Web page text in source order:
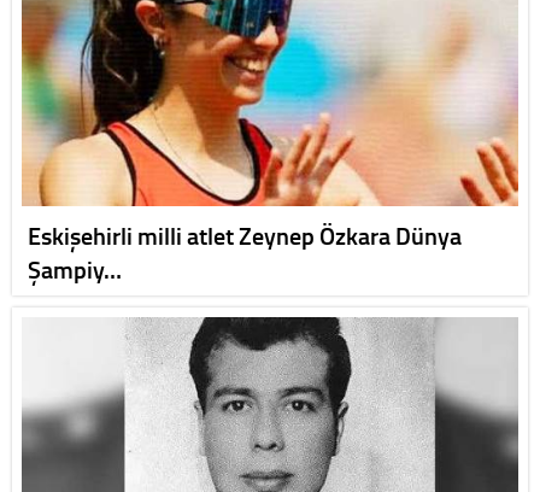
Eskişehirli milli atlet Zeynep Özkara Dünya
Şampiy…